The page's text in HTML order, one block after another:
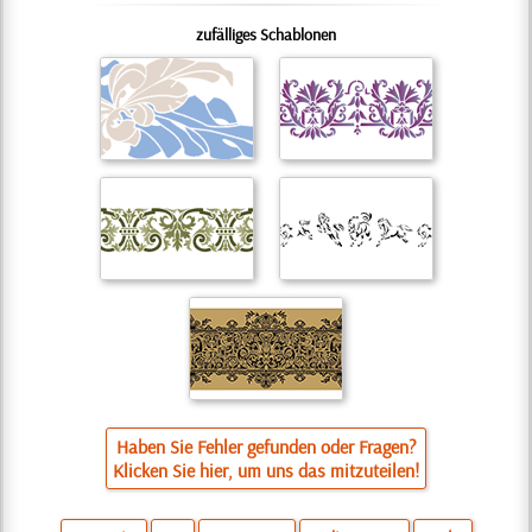
zufälliges Schablonen
Haben Sie Fehler gefunden oder Fragen?
Klicken Sie hier, um uns das mitzuteilen!